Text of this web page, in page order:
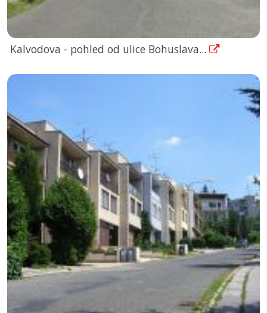
Kalvodova - pohled od ulice Bohuslava...